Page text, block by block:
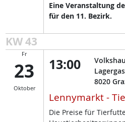
Eine Veranstaltung
für den 11. Bezirk.
KW 43
Fr
23
Oktober
13:00
8020
Lennymarkt -
Die Preise für